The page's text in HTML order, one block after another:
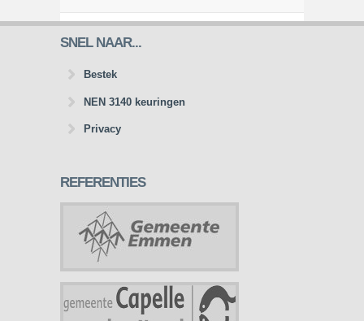
SNEL NAAR...
Bestek
NEN 3140 keuringen
Privacy
REFERENTIES